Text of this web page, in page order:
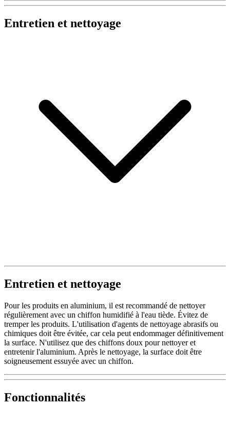
Entretien et nettoyage
Entretien et nettoyage
Pour les produits en aluminium, il est recommandé de nettoyer
régulièrement avec un chiffon humidifié à l'eau tiède. Évitez de
tremper les produits. L'utilisation d'agents de nettoyage abrasifs ou
chimiques doit être évitée, car cela peut endommager définitivement
la surface. N'utilisez que des chiffons doux pour nettoyer et
entretenir l'aluminium. Après le nettoyage, la surface doit être
soigneusement essuyée avec un chiffon.
Fonctionnalités